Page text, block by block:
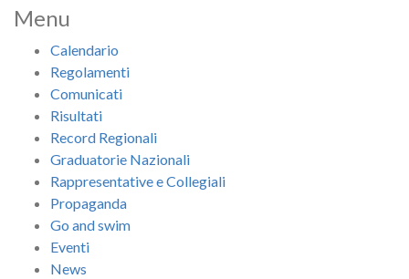
Menu
Calendario
Regolamenti
Comunicati
Risultati
Record Regionali
Graduatorie Nazionali
Rappresentative e Collegiali
Propaganda
Go and swim
Eventi
News